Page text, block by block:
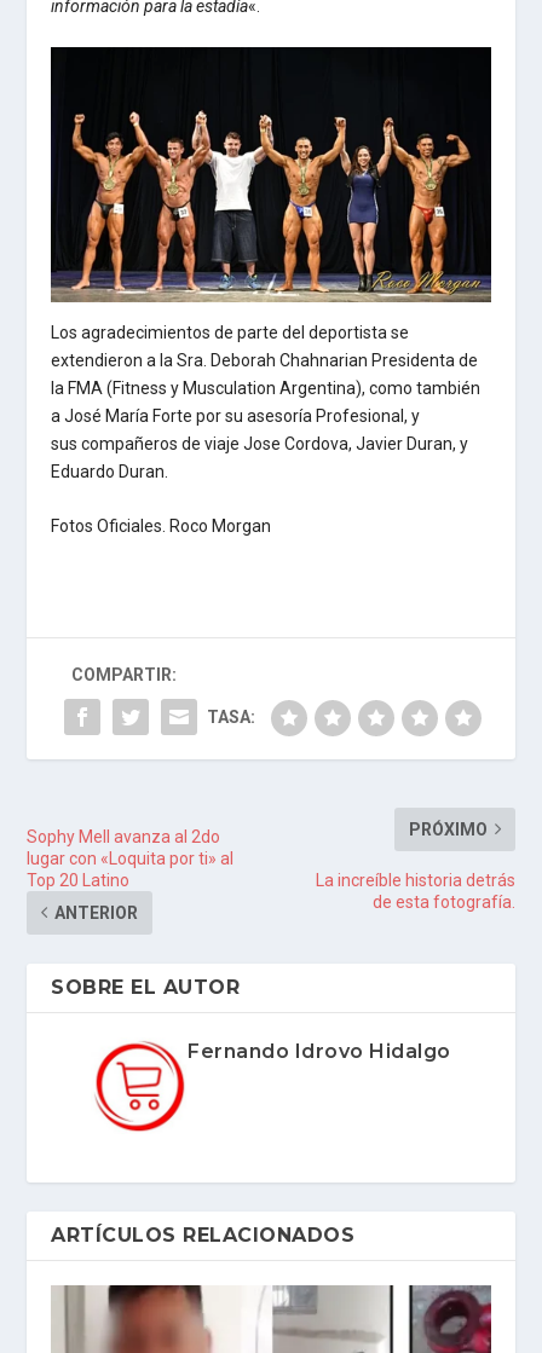
información para la estadía«.
Los agradecimientos de parte del deportista se
extendieron a la Sra. Deborah Chahnarian Presidenta de
la FMA (Fitness y Musculation Argentina), como también
a José María Forte por su asesoría Profesional, y
sus compañeros de viaje Jose Cordova, Javier Duran, y
Eduardo Duran.
Fotos Oficiales. Roco Morgan
COMPARTIR:
TASA:
Sophy Mell avanza al 2do
lugar con «Loquita por ti» al
Top 20 Latino
ANTERIOR
PRÓXIMO
La increíble historia detrás
de esta fotografía.
SOBRE EL AUTOR
Fernando Idrovo Hidalgo
ARTÍCULOS RELACIONADOS